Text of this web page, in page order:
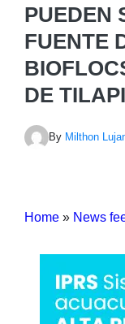
PUEDEN
FUENTE
DE
By Milthon
Home » News